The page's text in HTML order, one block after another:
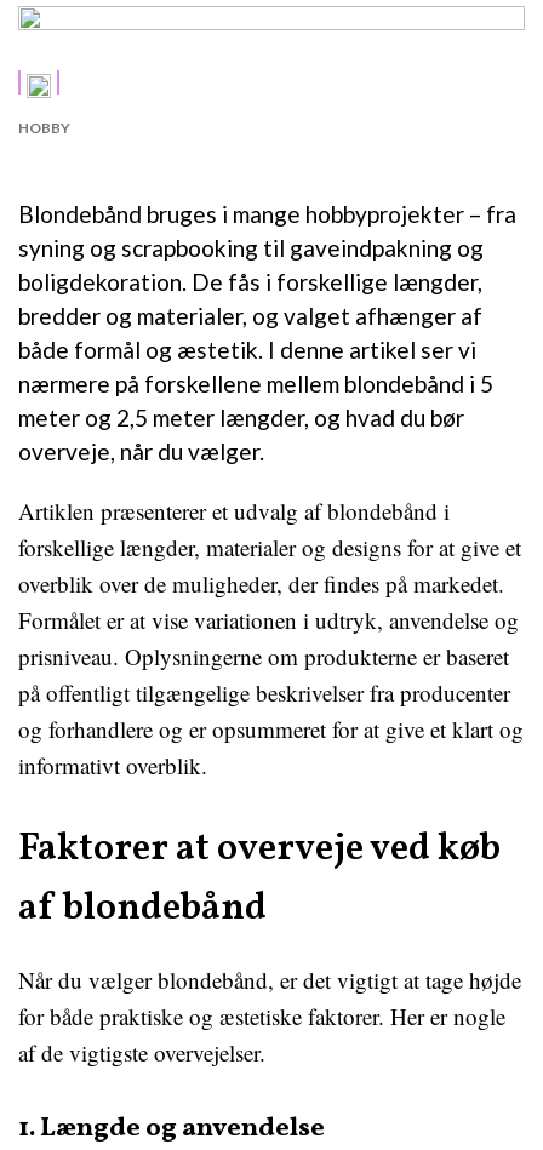
HOBBY
Blondebånd bruges i mange hobbyprojekter – fra
syning og scrapbooking til gaveindpakning og
boligdekoration. De fås i forskellige længder,
bredder og materialer, og valget afhænger af
både formål og æstetik. I denne artikel ser vi
nærmere på forskellene mellem blondebånd i 5
meter og 2,5 meter længder, og hvad du bør
overveje, når du vælger.
Artiklen præsenterer et udvalg af blondebånd i
forskellige længder, materialer og designs for at give et
overblik over de muligheder, der findes på markedet.
Formålet er at vise variationen i udtryk, anvendelse og
prisniveau. Oplysningerne om produkterne er baseret
på offentligt tilgængelige beskrivelser fra producenter
og forhandlere og er opsummeret for at give et klart og
informativt overblik.
Faktorer at overveje ved køb
af blondebånd
Når du vælger blondebånd, er det vigtigt at tage højde
for både praktiske og æstetiske faktorer. Her er nogle
af de vigtigste overvejelser.
1. Længde og anvendelse